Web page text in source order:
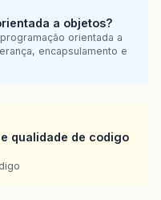
a objetos?
orientada a
encapsulamento e
qualidade de codigo